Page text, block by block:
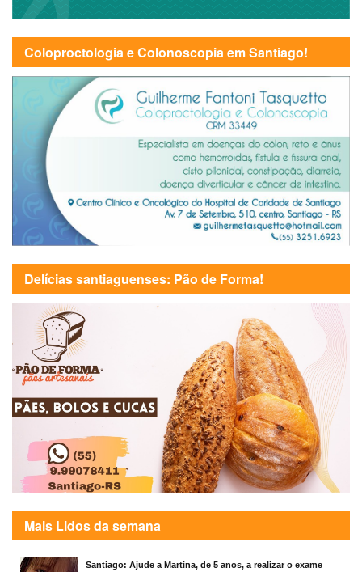
Coloproctologia e Colonoscopia em Santiago!
Delícias santiaguenses: Pão de Forma!
Mais Lidos da semana
Santiago: Ajude a Martina, de 5 anos, a realizar o exame